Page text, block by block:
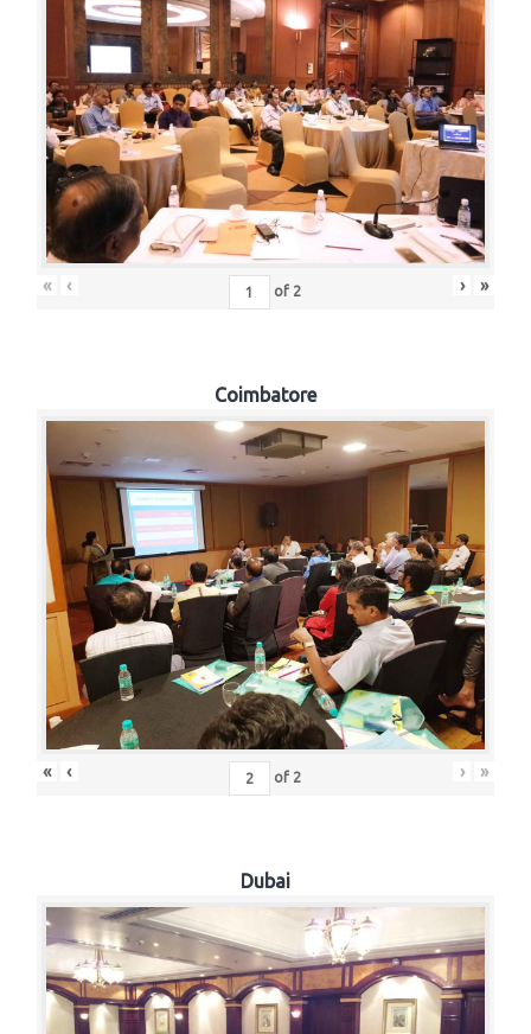
« ‹ of 2 › »
Coimbatore
« ‹ of 2 › »
Dubai